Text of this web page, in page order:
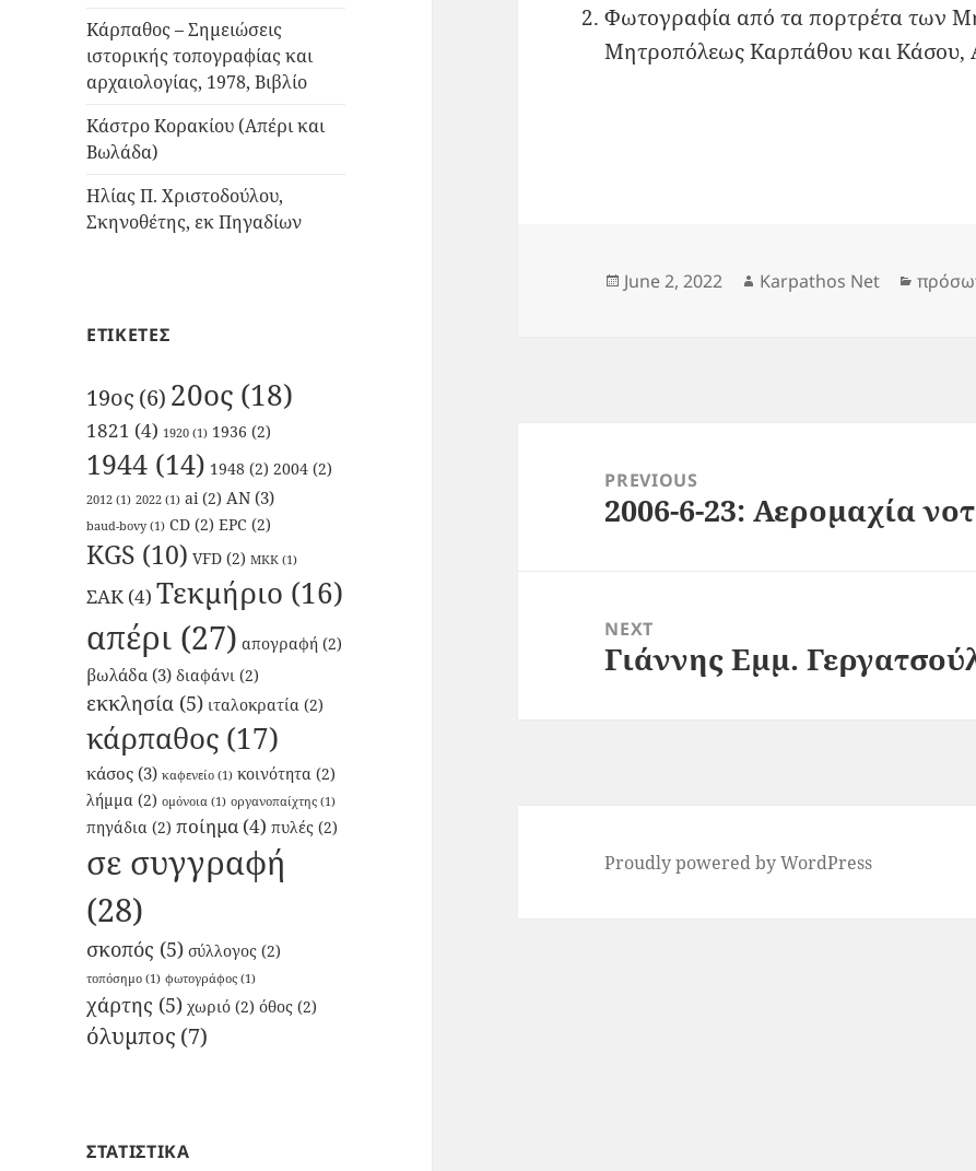
Κάρπαθος – Σημειώσεις
ιστορικής τοπογραφίας και
αρχαιολογίας, 1978, Βιβλίο
Κάστρο Κορακίου (Απέρι και
Βωλάδα)
Ηλίας Π. Χριστοδούλου,
Σκηνοθέτης, εκ Πηγαδίων
ΕΤΙΚΕΤΕΣ
19ος (6) 20ος (18)
1821 (4) 1920 (1) 1936 (2)
1944 (14) 1948 (2) 2004 (2)
2012 (1) 2022 (1) ai(2) AN(3)
baud-bovy (1) CD (2) EPC (2)
KGS (10) VFD (2) ΜΚΚ (1)
ΣΑΚ (4) Τεκμήριο (16)
απέρι (27) απογραφή (2)
βωλάδα(3) διαφάνι (2)
εκκλησία (5) ιταλοκρατία (2)
κάρπαθος (17)
κάσος(3) καφενείο (1) κοινότητα (2)
λήμμα (2) ομόνοια (1) οργανοπαίχτης (1)
πηγάδια (2) ποίημα (4) πυλές (2)
σε συγγραφή
(28)
σκοπός (5) σύλλογος (2)
τοπόσημο (1) φωτογράφος (1)
χάρτης (5) χωριό (2) όθος (2)
όλυμπος (7)
ΣΤΑΤΙΣΤΙΚΑ
Φωτογραφία από τα πορτρέτα των
Μητροπόλεως Καρπάθου και Κάσου,
Posted
June 2, 2022 Author
Karpathos Net
navigationPREVIOUS
Previous
2006-6-23: Αερομαχία
NEXT
Next
Γιάννης Εμμ.
Proudly powered by WordPress